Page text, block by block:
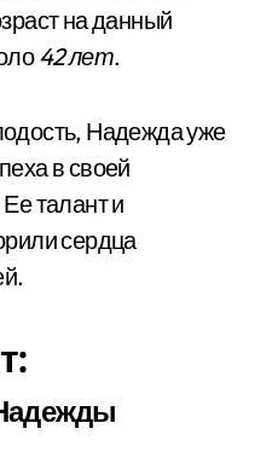
на данный
42 лет.
Надежда уже
в своей
талант и
сердца